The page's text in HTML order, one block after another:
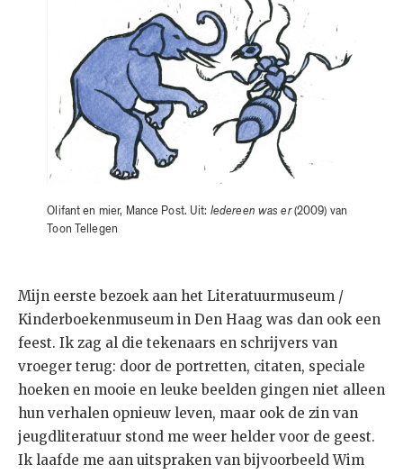
Olifant en mier, Mance Post. Uit: Iedereen was er(2009) van
Toon Tellegen
Mijn eerste bezoek aan het Literatuurmuseum /
Kinderboekenmuseum in Den Haag was dan ook een
feest. Ik zag al die tekenaars en schrijvers van
vroeger terug: door de portretten, citaten, speciale
hoeken en mooie en leuke beelden gingen niet alleen
hun verhalen opnieuw leven, maar ook de zin van
jeugdliteratuur stond me weer helder voor de geest.
Ik laafde me aan uitspraken van bijvoorbeeld Wim